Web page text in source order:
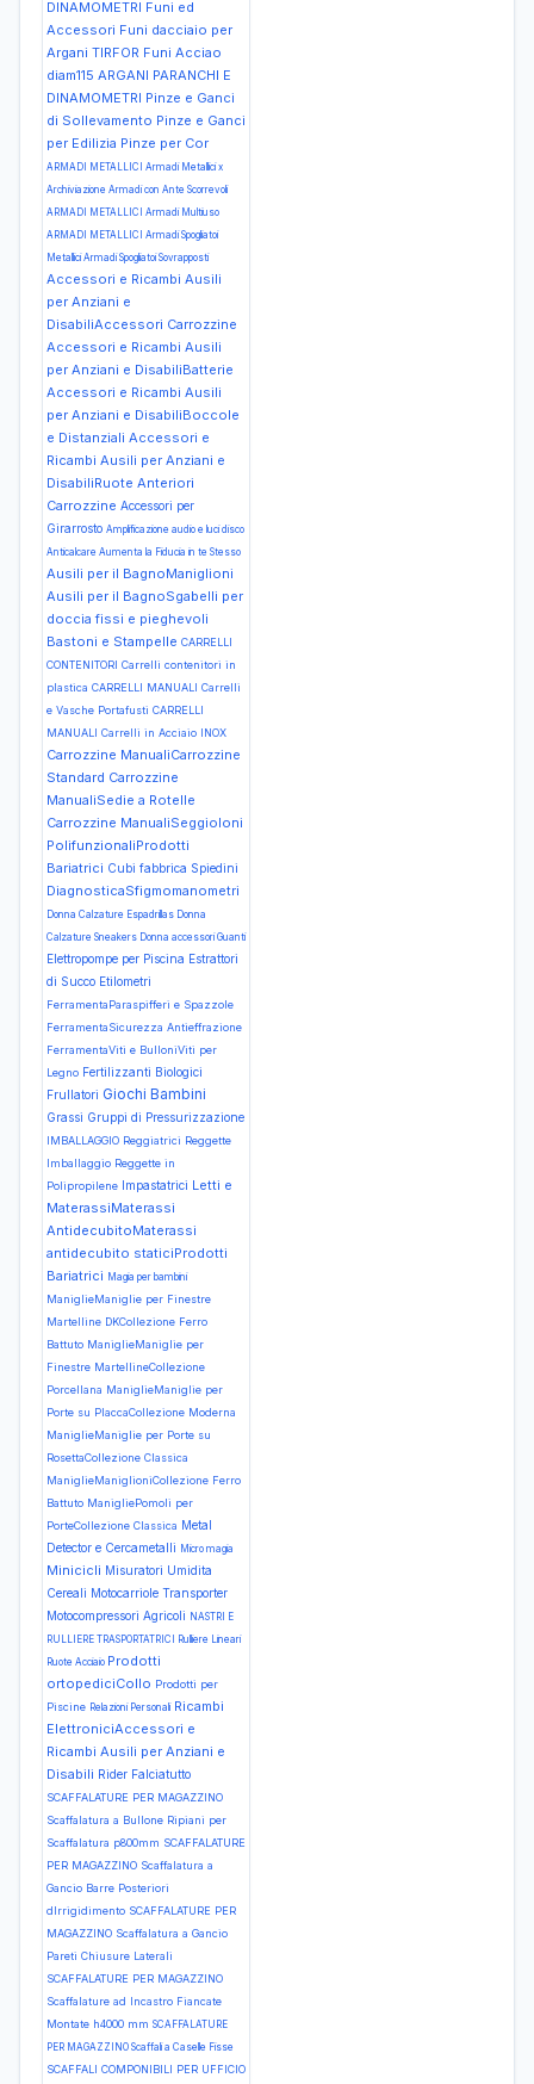
DINAMOMETRI Funi ed
Accessori Funi dacciaio per
Argani TIRFOR Funi Acciao
diam115 ARGANI PARANCHI E
DINAMOMETRI Pinze e Ganci
di Sollevamento Pinze e Ganci
per Edilizia Pinze per Cor
ARMADI METALLICI Armadi Metallici x
Archiviazione Armadi con Ante Scorrevoli
ARMADI METALLICI Armadi Multiuso
ARMADI METALLICI Armadi Spogliatoi
Metallici Armadi Spogliatoi Sovrapposti
Accessori e Ricambi Ausili
per Anziani e
DisabiliAccessori Carrozzine
Accessori e Ricambi Ausili
per Anziani e DisabiliBatterie
Accessori e Ricambi Ausili
per Anziani e DisabiliBoccole
e Distanziali Accessori e
Ricambi Ausili per Anziani e
DisabiliRuote Anteriori
Carrozzine Accessori per
Girarrosto Amplificazione audio e luci disco
Anticalcare Aumenta la Fiducia in te Stesso
Ausili per il BagnoManiglioni
Ausili per il BagnoSgabelli per
doccia fissi e pieghevoli
Bastoni e Stampelle CARRELLI
CONTENITORI Carrelli contenitori in
plastica CARRELLI MANUALI Carrelli
e Vasche Portafusti CARRELLI
MANUALI Carrelli in Acciaio INOX
Carrozzine ManualiCarrozzine
Standard Carrozzine
ManualiSedie a Rotelle
Carrozzine ManualiSeggioloni
PolifunzionaliProdotti
Bariatrici Cubi fabbrica Spiedini
DiagnosticaSfigmomanometri
Donna Calzature Espadrillas Donna
Calzature Sneakers Donna accessori Guanti
Elettropompe per Piscina Estrattori
di Succo Etilometri
FerramentaParaspifferi e Spazzole
FerramentaSicurezza Antieffrazione
FerramentaViti e BulloniViti per
Legno Fertilizzanti Biologici
Frullatori Giochi Bambini
Grassi Gruppi di Pressurizzazione
IMBALLAGGIO Reggiatrici Reggette
Imballaggio Reggette in
Polipropilene Impastatrici Letti e
MaterassiMaterassi
AntidecubitoMaterassi
antidecubito staticiProdotti
Bariatrici Magia per bambini
ManiglieManiglie per Finestre
Martelline DKCollezione Ferro
Battuto ManiglieManiglie per
Finestre MartellineCollezione
Porcellana ManiglieManiglie per
Porte su PlaccaCollezione Moderna
ManiglieManiglie per Porte su
RosettaCollezione Classica
ManiglieManiglioniCollezione Ferro
Battuto ManigliePomoli per
PorteCollezione Classica Metal
Detector e Cercametalli Micro magia
Minicicli Misuratori Umidita
Cereali Motocarriole Transporter
Motocompressori Agricoli NASTRI E
RULLIERE TRASPORTATRICI Rulliere Lineari
Ruote Acciaio Prodotti
ortopediciCollo Prodotti per
Piscine Relazioni Personali Ricambi
ElettroniciAccessori e
Ricambi Ausili per Anziani e
Disabili Rider Falciatutto
SCAFFALATURE PER MAGAZZINO
Scaffalatura a Bullone Ripiani per
Scaffalatura p800mm SCAFFALATURE
PER MAGAZZINO Scaffalatura a
Gancio Barre Posteriori
dIrrigidimento SCAFFALATURE PER
MAGAZZINO Scaffalatura a Gancio
Pareti Chiusure Laterali
SCAFFALATURE PER MAGAZZINO
Scaffalature ad Incastro Fiancate
Montate h4000 mm SCAFFALATURE
PER MAGAZZINO Scaffali a Caselle Fisse
SCAFFALI COMPONIBILI PER UFFICIO